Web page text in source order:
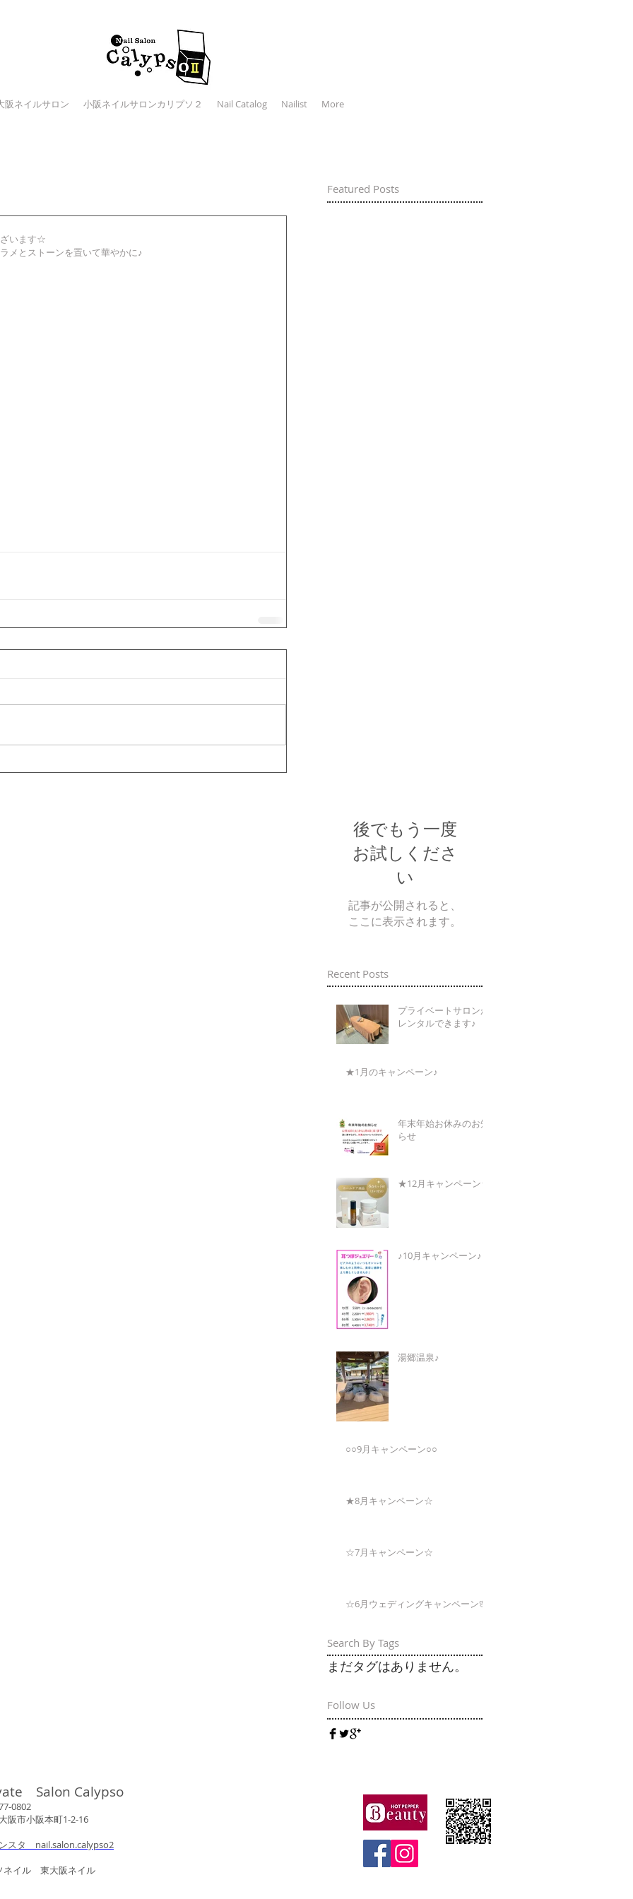
阪ネイルサロン 小阪ネイルサロンカリプソ２ Nail Catalog Nailist More
Featured Posts
います☆
メとストーンを置いて華やかに♪
後でもう一度
お試しくださ
い
記事が公開されると、
ここに表示されます。
Recent Posts
Search By Tags
プライベートサロンが
レンタルできます♪
★1月のキャンペーン♪
年末年始お休みのお知
らせ
★12月キャンペーン★
♪10月キャンペーン♪
湯郷温泉♪
○○9月キャンペーン○○
★8月キャンペーン☆
☆7月キャンペーン☆
☆6月ウェディングキャンペーン🌸
まだタグはありません。
Follow Us
Salon Calypso
市小阪本町1-2-16
タ nail.salon.calypso2
東大阪ネイル